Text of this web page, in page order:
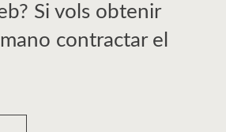
Si vols obtenir
contractar el